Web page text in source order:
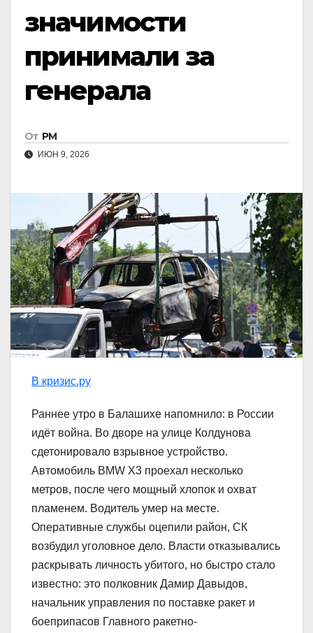
значимости
принимали за
генерала
От РМ
ИЮН 9, 2026
В кризис.ру
Раннее утро в Балашихе напомнило: в России
идёт война. Во дворе на улице Колдунова
сдетонировало взрывное устройство.
Автомобиль BMW X3 проехал несколько
метров, после чего мощный хлопок и охват
пламенем. Водитель умер на месте.
Оперативные службы оцепили район, СК
возбудил уголовное дело. Власти отказывались
раскрывать личность убитого, но быстро стало
известно: это полковник Дамир Давыдов,
начальник управления по поставке ракет и
боеприпасов Главного ракетно-